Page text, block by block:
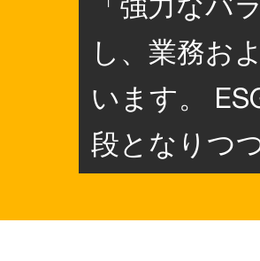
し、業務お
います。
段となりつ